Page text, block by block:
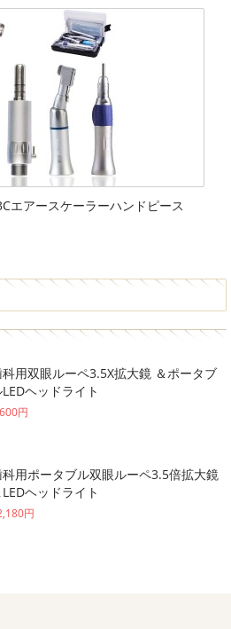
エアースケーラーハンドピース
科用双眼ルーペ3.5X拡大鏡 ＆ポータブ
LEDヘッドライト
円
科用ポータブル双眼ルーペ3.5倍拡大鏡
LEDヘッドライト
円